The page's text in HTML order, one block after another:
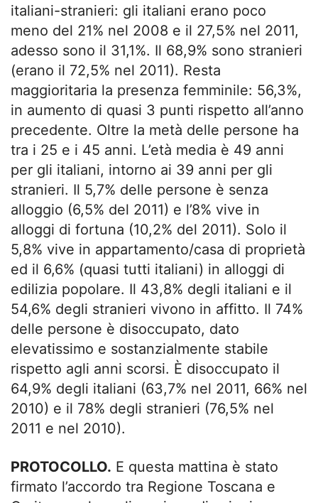
italiani-stranieri: gli italiani erano poco
meno del 21% nel 2008 e il 27,5% nel 2011,
adesso sono il 31,1%. Il 68,9% sono stranieri
(erano il 72,5% nel 2011). Resta
maggioritaria la presenza femminile: 56,3%,
in aumento di quasi 3 punti rispetto all’anno
precedente. Oltre la metà delle persone ha
tra i 25 e i 45 anni. L’età media è 49 anni
per gli italiani, intorno ai 39 anni per gli
stranieri. Il 5,7% delle persone è senza
alloggio (6,5% del 2011) e l’8% vive in
alloggi di fortuna (10,2% del 2011). Solo il
5,8% vive in appartamento/casa di proprietà
ed il 6,6% (quasi tutti italiani) in alloggi di
edilizia popolare. Il 43,8% degli italiani e il
54,6% degli stranieri vivono in affitto. Il 74%
delle persone è disoccupato, dato
elevatissimo e sostanzialmente stabile
rispetto agli anni scorsi. È disoccupato il
64,9% degli italiani (63,7% nel 2011, 66% nel
2010) e il 78% degli stranieri (76,5% nel
2011 e nel 2010).
PROTOCOLLO. E questa mattina è stato
firmato l’accordo tra Regione Toscana e